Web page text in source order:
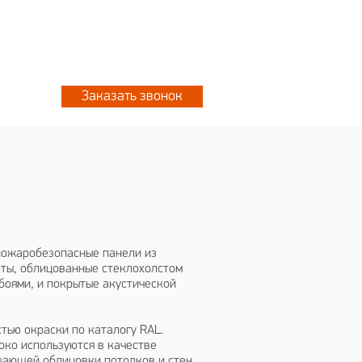
Заказать звонок
панели из
облицованные стеклохолстом
и покрытые акустической
окраски по каталогу RAL.
используются в качестве